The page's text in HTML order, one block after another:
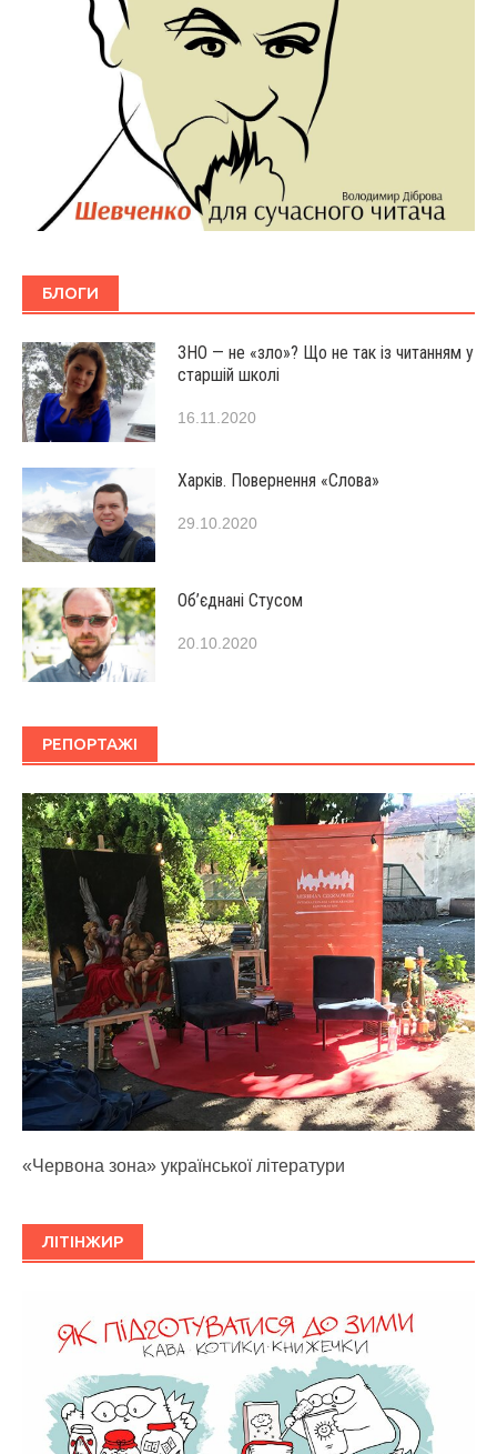
БЛОГИ
ЗНО — не «зло»? Що не так із читанням у
старшій школі
16.11.2020
Харків. Повернення «Слова»
29.10.2020
Об’єднані Стусом
20.10.2020
РЕПОРТАЖІ
«Червона зона» української літератури
ЛІТІНЖИР